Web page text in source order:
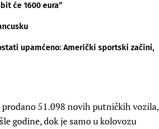
će 1600 eura”
upamćeno: Američki sportski začini,
51.098 novih putničkih vozila,
godine, dok je samo u kolovozu